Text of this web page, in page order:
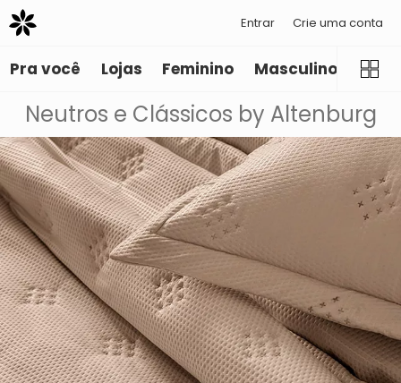
Entrar Crie uma conta
Pra você Lojas Feminino Masculino
Neutros e Clássicos by Altenburg